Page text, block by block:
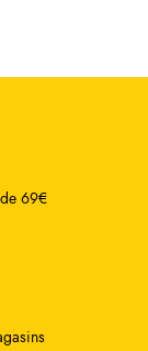
69€